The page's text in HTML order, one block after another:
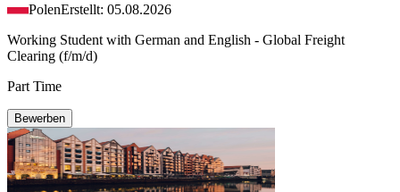
PolenErstellt: 05.08.2026
Working Student with German and English - Global Freight
Clearing (f/m/d)
Part Time
Bewerben